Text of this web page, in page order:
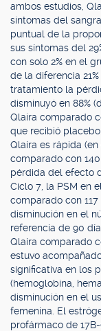
ambos estudios,
síntomas del
puntual de la
sus síntomas del
con solo 2% en el
de la diferencia
tratamiento la
disminuyó en 88%
Qlaira comparado
que recibió
Qlaira es rápida
comparado con
pérdida del efecto
Ciclo 7, la PSM en
comparado con
disminución en el
referencia de 90
Qlaira comparado
estuvo
significativa en los
(hemoglobina,
disminución en el
femenina. El
profármaco de